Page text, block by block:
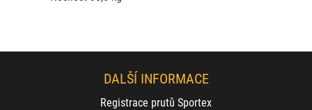
DALŠÍ INFORMACE
Registrace prutů Sportex